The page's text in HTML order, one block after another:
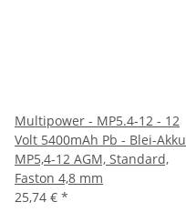
Multipower - MP5.4-12 - 12
Volt 5400mAh Pb - Blei-Akku
MP5,4-12 AGM, Standard,
Faston 4,8 mm
25,74 € *